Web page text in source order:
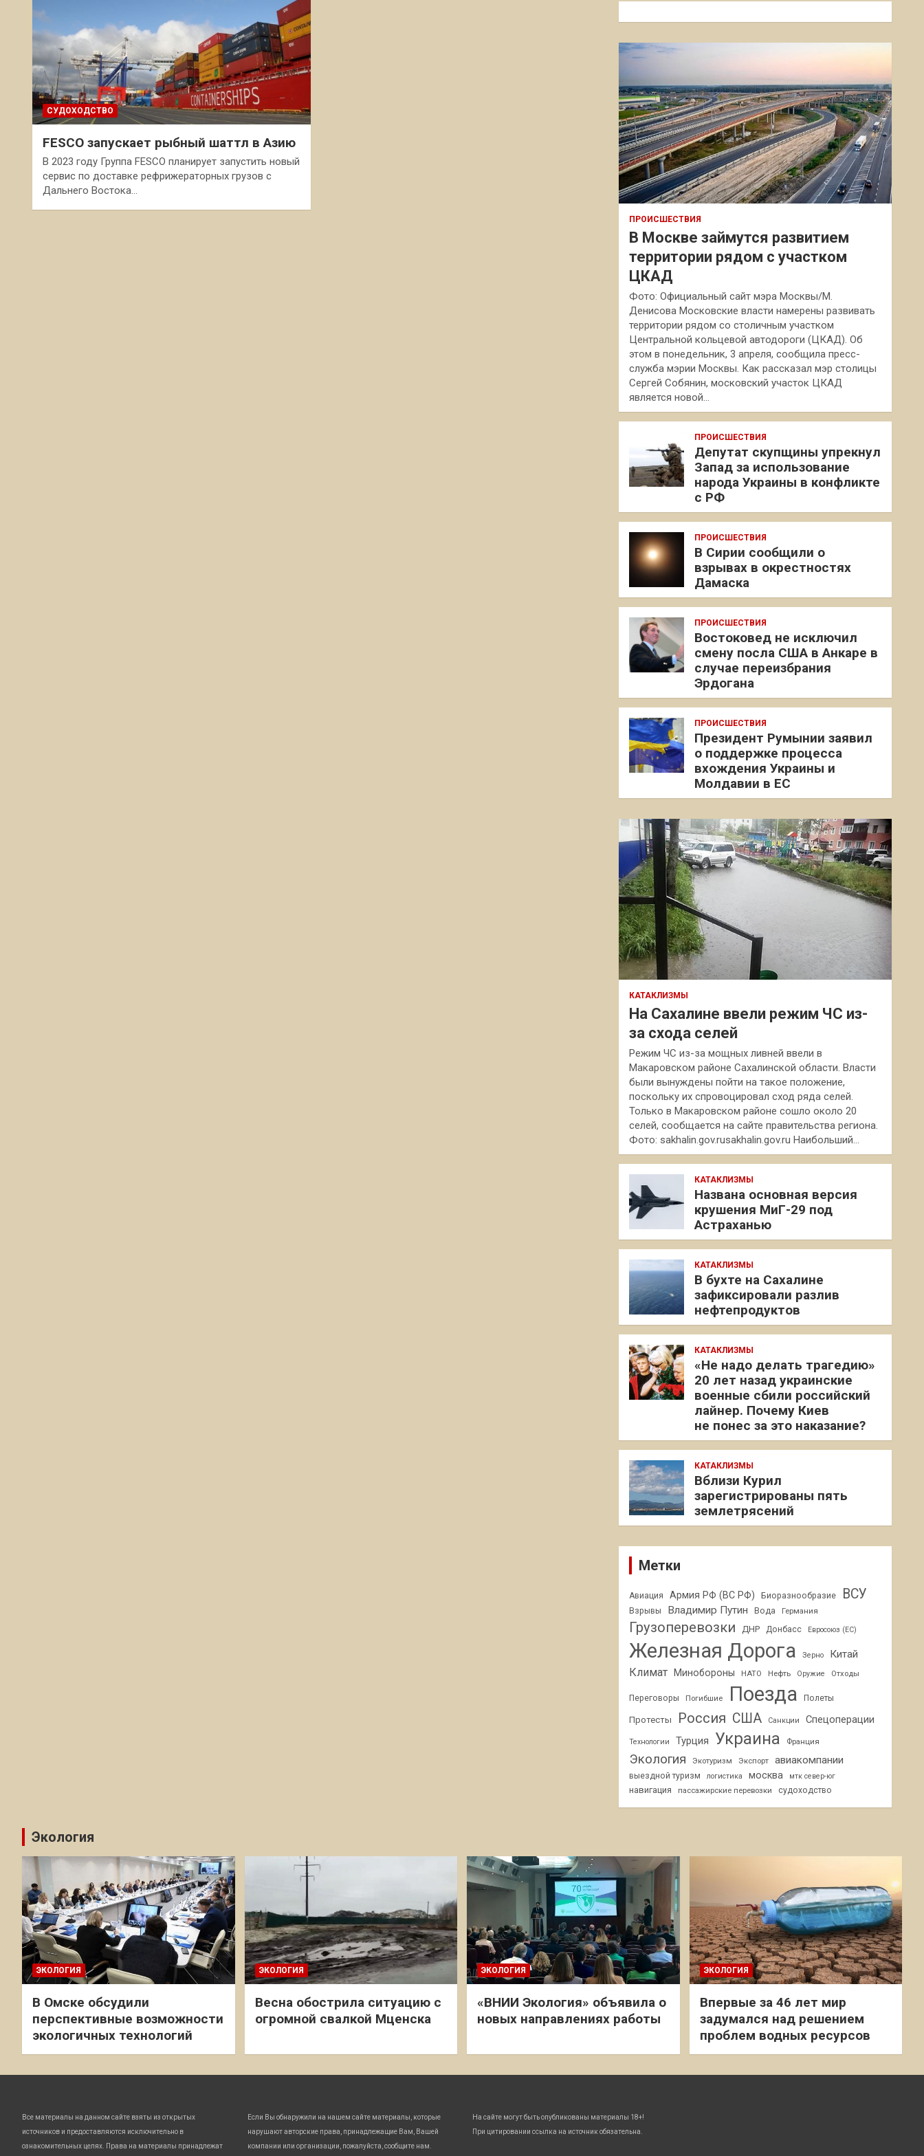
СУДОХОДСТВО
FESCO запускает рыбный шаттл в Азию
В 2023 году Группа FESCO планирует запустить новый
сервис по доставке рефрижераторных грузов с
Дальнего Востока…
к
ПРОИСШЕСТВИЯ
В Москве займутся развитием
территории рядом с участком
ЦКАД
Фото: Официальный сайт мэра Москвы/М.
Денисова Московские власти намерены развивать
территории рядом со столичным участком
Центральной кольцевой автодороги (ЦКАД). Об
этом в понедельник, 3 апреля, сообщила пресс-
служба мэрии Москвы. Как рассказал мэр столицы
Сергей Собянин, московский участок ЦКАД
является новой…
ПРОИСШЕСТВИЯ
Депутат скупщины упрекнул
Запад за использование
народа Украины в конфликте
с РФ
ПРОИСШЕСТВИЯ
В Сирии сообщили о
взрывах в окрестностях
Дамаска
ПРОИСШЕСТВИЯ
Востоковед не исключил
смену посла США в Анкаре в
случае переизбрания
Эрдогана
ПРОИСШЕСТВИЯ
Президент Румынии заявил
о поддержке процесса
вхождения Украины и
Молдавии в ЕС
КАТАКЛИЗМЫ
На Сахалине ввели режим ЧС из-
за схода селей
Режим ЧС из-за мощных ливней ввели в
Макаровском районе Сахалинской области. Власти
были вынуждены пойти на такое положение,
поскольку их спровоцировал сход ряда селей.
Только в Макаровском районе сошло около 20
селей, сообщается на сайте правительства региона.
Фото: sakhalin.gov.rusakhalin.gov.ru Наибольший…
КАТАКЛИЗМЫ
Названа основная версия
крушения МиГ-29 под
Астраханью
КАТАКЛИЗМЫ
В бухте на Сахалине
зафиксировали разлив
нефтепродуктов
КАТАКЛИЗМЫ
«Не надо делать трагедию»
20 лет назад украинские
военные сбили российский
лайнер. Почему Киев
не понес за это наказание?
КАТАКЛИЗМЫ
Вблизи Курил
зарегистрированы пять
землетрясений
Метки
Авиация Армия РФ (ВС РФ) Биоразнообразие ВСУ
Взрывы Владимир Путин Вода Германия
Грузоперевозки ДНР Донбасс Евросоюз (ЕС)
Железная Дорога Зерно Китай
Климат Минобороны НАТО Нефть Оружие Отходы
Переговоры Погибшие Поезда Полеты
Протесты Россия США Санкции Спецоперации
Технологии Турция Украина Франция
Экология Экотуризм Экспорт авиакомпании
выездной туризм логистика москва мтк север-юг
навигация пассажирские перевозки судоходство
Экология
ЭКОЛОГИЯ
В Омске обсудили
перспективные возможности
экологичных технологий
ЭКОЛОГИЯ
Весна обострила ситуацию с
огромной свалкой Мценска
ЭКОЛОГИЯ
«ВНИИ Экология» объявила о
новых направлениях работы
ЭКОЛОГИЯ
Впервые за 46 лет мир
задумался над решением
проблем водных ресурсов
Все материалы на данном сайте взяты из открытых
источников и предоставляются исключительно в
ознакомительных целях. Права на материалы принадлежат
Если Вы обнаружили на нашем сайте материалы, которые
нарушают авторские права, принадлежащие Вам, Вашей
компании или организации, пожалуйста, сообщите нам.
На сайте могут быть опубликованы материалы 18+!
При цитировании ссылка на источник обязательна.